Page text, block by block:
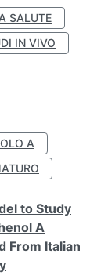
SALUTE
IN VIVO
A
to Study
A
From Italian